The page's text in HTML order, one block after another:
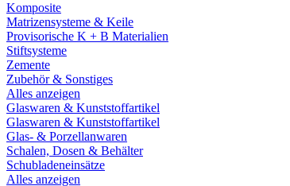
Komposite
Matrizensysteme & Keile
Provisorische K + B Materialien
Stiftsysteme
Zemente
Zubehör & Sonstiges
Alles anzeigen
Glaswaren & Kunststoffartikel
Glaswaren & Kunststoffartikel
Glas- & Porzellanwaren
Schalen, Dosen & Behälter
Schubladeneinsätze
Alles anzeigen